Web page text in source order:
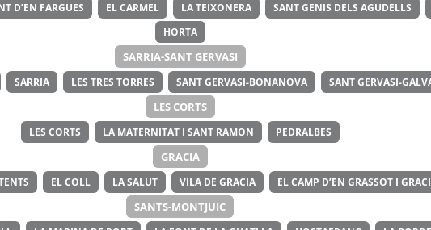
D’EN FARGUES EL CARMEL LA TEIXONERA SANT GENIS DELS AGUDELLS
HORTA
SARRIA-SANT GERVASI
SARRIA LES TRES TORRES SANT GERVASI-BONANOVA SANT GERVASI-
LES CORTS
LES CORTS LA MATERNITAT I SANT RAMON PEDRALBES
GRACIA
EL COLL LA SALUT VILA DE GRACIA EL CAMP D’EN GRASSOT I
SANTS-MONTJUIC